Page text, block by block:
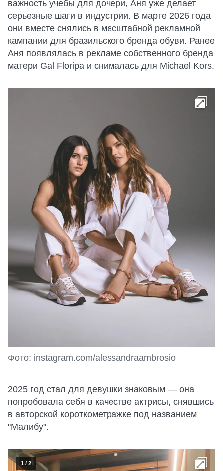
важность учебы для дочери, Аня уже делает
серьезные шаги в индустрии. В марте 2026 года
они вместе снялись в масштабной рекламной
кампании для бразильского бренда обуви. Ранее
Аня появлялась в рекламе собственного бренда
матери Gal Floripa и снималась для Michael Kors.
Фото: instagram.com/alessandraambrosio
2025 год стал для девушки знаковым — она
попробовала себя в качестве актрисы, снявшись
в авторской короткометражке под названием
"Малибу".
1 / 2